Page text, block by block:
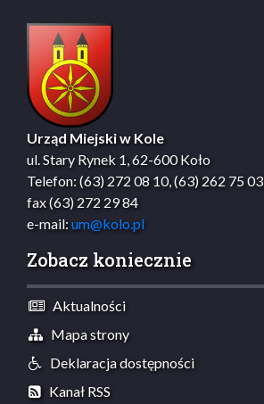
Urząd Miejski w Kole
ul. Stary Rynek 1, 62-600 Koło
Telefon: (63) 272 08 10, (63) 262 75 03
fax (63) 272 29 84
e-mail: um@kolo.pl
Zobacz koniecznie
Aktualności
Mapa strony
Deklaracja dostępności
Kanał RSS